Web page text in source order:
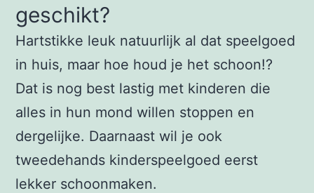
geschikt?
Hartstikke leuk natuurlijk al dat speelgoed
in huis, maar hoe houd je het schoon!?
Dat is nog best lastig met kinderen die
alles in hun mond willen stoppen en
dergelijke. Daarnaast wil je ook
tweedehands kinderspeelgoed eerst
lekker schoonmaken.